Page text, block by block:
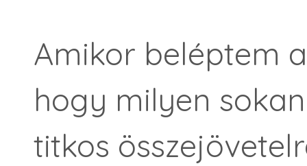
Amikor beléptem
hogy milyen
titkos